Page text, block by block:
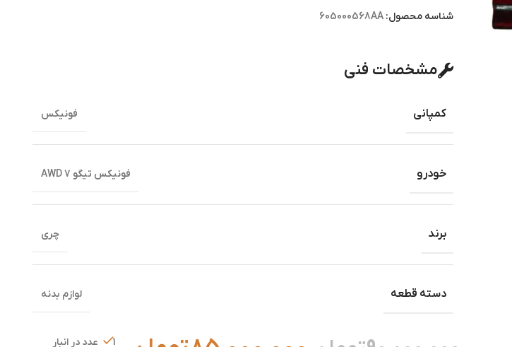
شناسه محصول: 605000568AA
مشخصات فنی
کمپانی فونیکس
خودرو فونیکس تیگو 7 AWD
برند چری
دسته قطعه لوازم بدنه
1 عدد در انبار